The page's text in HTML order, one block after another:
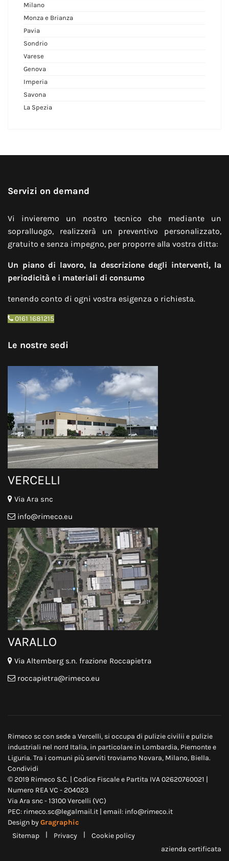
Milano
Monza e Brianza
Pavia
Sondrio
Varese
Genova
Imperia
Savona
La Spezia
Servizi on demand
Vi invieremo un nostro tecnico che mediante un
sopralluogo, realizzerà un preventivo personalizzato,
gratuito e senza impegno, per proporre alla vostra ditta:
Un piano di lavoro, la descrizione degli interventi, la
periodicità e i materiali di consumo
tenendo conto di ogni vostra esigenza o richiesta.
0161 1681215
Le nostre sedi
VERCELLI
Via Ara snc
info@rimeco.eu
VARALLO
Via Altemberg s.n. frazione Roccapietra
roccapietra@rimeco.eu
Rimeco sc con sede a Vercelli, si occupa di pulizie civilii e pulizie
industriali nel nord Italia, in particolare in Lombardia, Piemontee
Liguria. Tra i comuni più serviti troviamo Novara, Milano, Biella.
Condividi
© 2019 Rimeco S.C. | Codice Fiscale e Partita IVA 02620760021 |
Numero REA VC - 204023
Via Ara snc - 13100 Vercelli (VC)
PEC: rimeco.sc@legalmail.it | email: info@rimeco.it
Design byGragraphic
Sitemap
| Privacy |
Cookie policy
azienda certificata